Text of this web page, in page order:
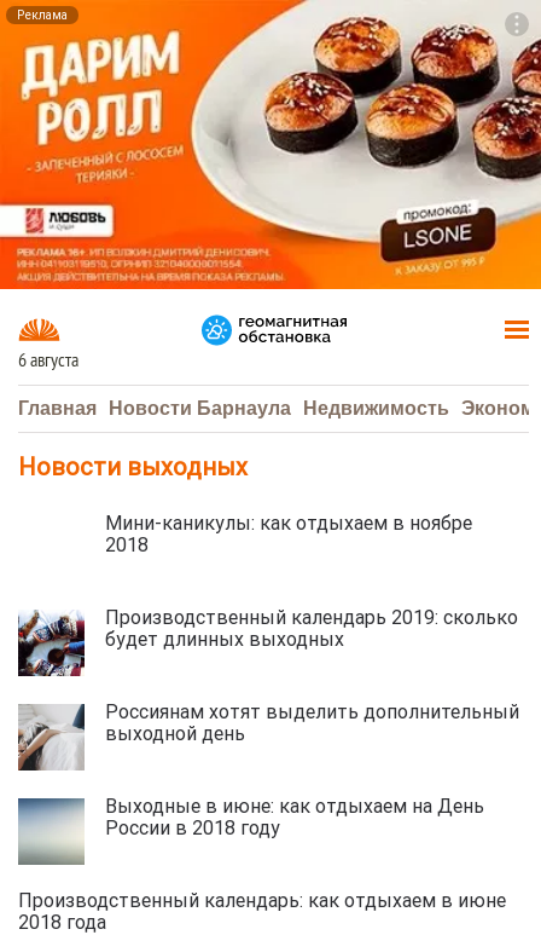
Реклама
6 августа
Главная Новости Барнаула Недвижимость
Новости выходных
Мини-каникулы: как отдыхаем в ноябре
2018
Производственный календарь 2019: сколько
будет длинных выходных
Россиянам хотят выделить дополнительный
выходной день
Выходные в июне: как отдыхаем на День
России в 2018 году
Производственный календарь: как отдыхаем в июне
2018 года